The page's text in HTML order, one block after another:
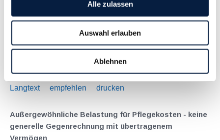
Alle zulassen
Auswahl erlauben
Ablehnen
Bankenpaket (Kontenregister, Kapitalabfluss-Meldegesetz,
Internationaler Automatischer Informationsaustausch von
Kontodaten) das Bankgeheimnis für Steuerzwecke de facto
abgeschafft . Vor der endgültigen Abstimmung im
Nationalrat...
Langtext
empfehlen drucken
Außergewöhnliche Belastung für Pflegekosten - keine
generelle Gegenrechnung mit übertragenem
Vermögen